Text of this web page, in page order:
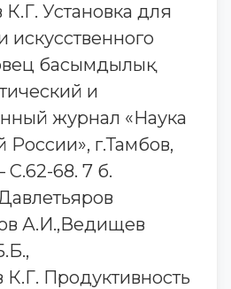
К.Г. Установка для
искусственного
басымдылық
и
журнал «Наука
России», г.Тамбов,
С.62-68. 7 б.
А.И.,Ведищев
К.Г. Продуктивность